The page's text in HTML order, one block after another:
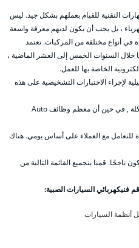
التقنية للقيام بعملهم بشكل جيد. ليس
، بل يجب أن يكون لديهم معرفة واسعة
في أنواع مختلفة من المركبات. تعتمد
خلال السنوات الخمس إلى العشر الماضية ،
الخاصة بها للعمل.
لإجراء الاختبارات التشخيصية على هذه
ثم يستخدمون قاعدة معارفهم لإصلاح المشكلة , في حين أن معظم وظائف Auto
للتعامل مع العملاء على أساس يومي. هناك
قمنا بتجميع القائمة التالية من
فنيكهربائي السيارات الصبية:
أنظمة السيارات